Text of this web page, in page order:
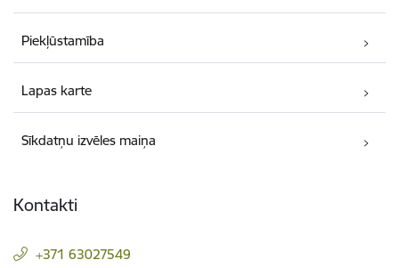
Piekļūstamība
Lapas karte
Sīkdatņu izvēles maiņa
Kontakti
+371 63027549